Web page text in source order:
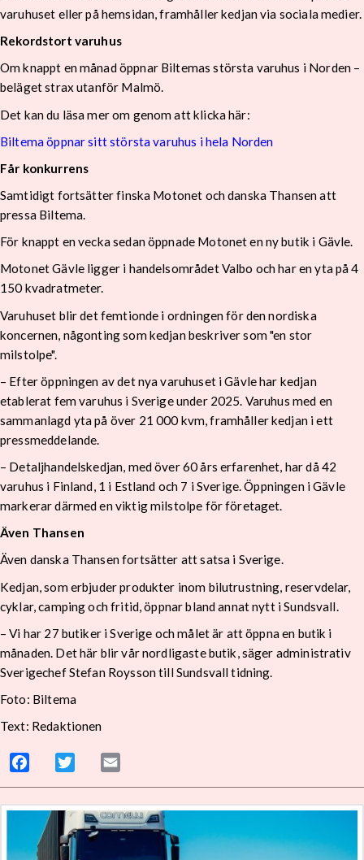
varuhuset eller på hemsidan, framhåller kedjan via sociala medier.
Rekordstort varuhus
Om knappt en månad öppnar Biltemas största varuhus i Norden –
beläget strax utanför Malmö.
Det kan du läsa mer om genom att klicka här:
Biltema öppnar sitt största varuhus i hela Norden
Får konkurrens
Samtidigt fortsätter finska Motonet och danska Thansen att
pressa Biltema.
För knappt en vecka sedan öppnade Motonet en ny butik i Gävle.
Motonet Gävle ligger i handelsområdet Valbo och har en yta på 4
150 kvadratmeter.
Varuhuset blir det femtionde i ordningen för den nordiska
koncernen, någonting som kedjan beskriver som "en stor
milstolpe".
– Efter öppningen av det nya varuhuset i Gävle har kedjan
etablerat fem varuhus i Sverige under 2025. Varuhus med en
sammanlagd yta på över 21 000 kvm, framhåller kedjan i ett
pressmeddelande.
– Detaljhandelskedjan, med över 60 års erfarenhet, har då 42
varuhus i Finland, 1 i Estland och 7 i Sverige. Öppningen i Gävle
markerar därmed en viktig milstolpe för företaget.
Även Thansen
Även danska Thansen fortsätter att satsa i Sverige.
Kedjan, som erbjuder produkter inom bilutrustning, reservdelar,
cyklar, camping och fritid, öppnar bland annat nytt i Sundsvall.
– Vi har 27 butiker i Sverige och målet är att öppna en butik i
månaden. Det här blir vår nordligaste butik, säger administrativ
Sverigechef Stefan Roysson till Sundsvall tidning.
Foto: Biltema
Text: Redaktionen
Facebook Twitter